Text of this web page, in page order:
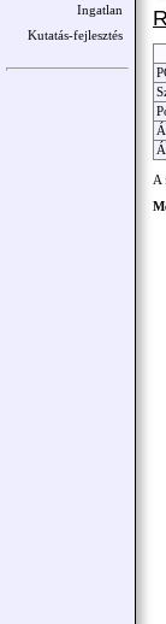
Ingatlan
Kutatás-fejlesztés
A